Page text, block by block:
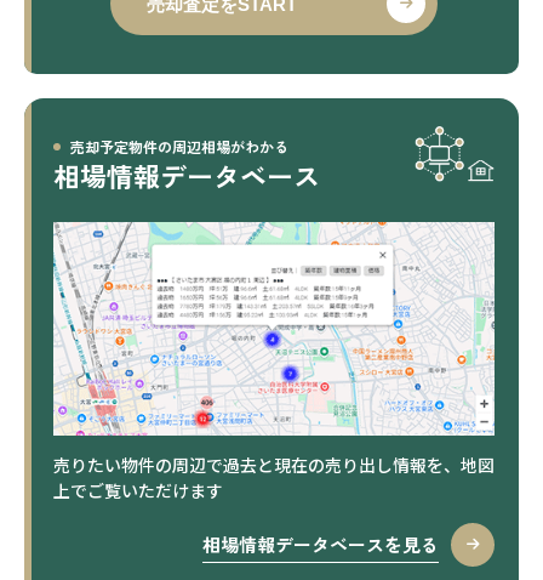
売却予定物件の周辺相場がわかる
相場情報データベース
売りたい物件の周辺で過去と現在の売り出し情報を、地図
上でご覧いただけます
相場情報データベースを見る